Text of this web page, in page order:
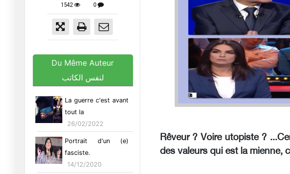
1542 0
Du Même Auteur
لنفس الكاتب
La guerre c'est avant
tout la
26/02/2022
Portrait d'un (e)
fasciste.
14/12/2020
Rêveur ? Voire utopiste ?
des valeurs qui est la mienne,